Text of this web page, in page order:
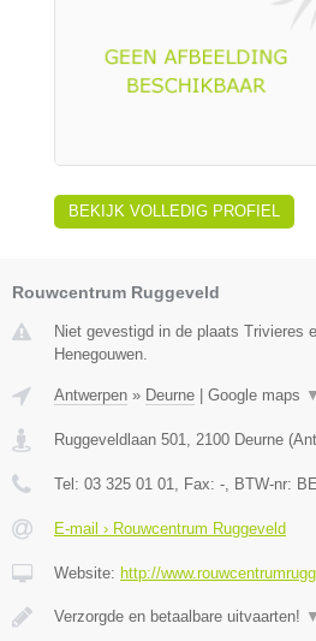
BEKIJK VOLLEDIG PROFIEL
Rouwcentrum Ruggeveld
Niet gevestigd in de plaats Trivieres
Henegouwen.
Antwerpen » Deurne Google maps ▼
Ruggeveldlaan 501, 2100 Deurne (
Tel: 03 325 01 01, Fax: -, BTW-nr:
E-mail › Rouwcentrum Ruggeveld
Website: http://
Verzorgde en betaalbare uitvaarten! ▼